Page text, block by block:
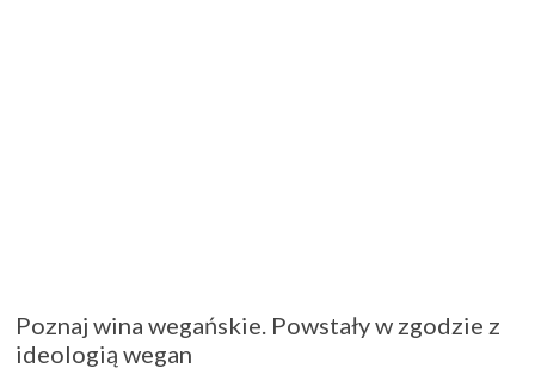
Poznaj wina wegańskie. Powstały w zgodzie z
ideologią wegan